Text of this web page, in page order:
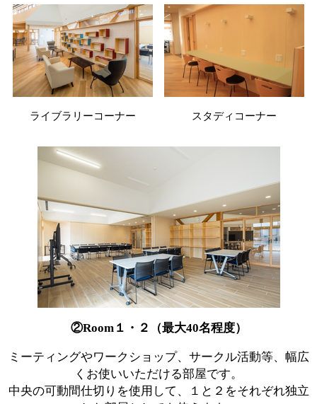
ライブラリーコーナー スタディコーナー
②Room１・２（最大40名程度）
ミーティングやワークショップ、サークル活動等、幅広
くお使いいただける部屋です。
中央の可動間仕切りを使用して、１と２をそれぞれ独立